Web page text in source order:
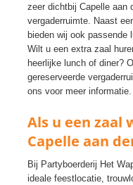
zeer dichtbij Capelle aan
vergaderruimte. Naast
bieden wij ook passende
Wilt u een extra zaal
heerlijke lunch of diner?
gereserveerde
ons voor meer informatie.
Als u een zaal
Capelle aan
Bij Partyboerderij Het
ideale feestlocatie,